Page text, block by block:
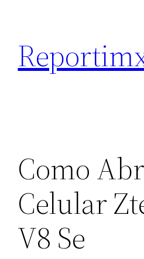
contenido
Como
Celular
V8 Se